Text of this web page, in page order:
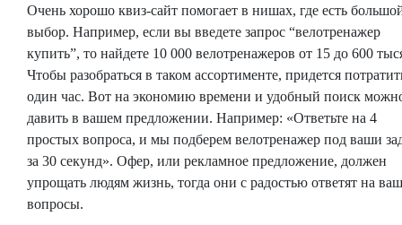
Очень хорошо квиз-сайт помогает в нишах, где есть
выбор. Например, если вы введете запрос “велотренажер
купить”, то найдете 10 000 велотренажеров от 15 до 600
Чтобы разобраться в таком ассортименте, придется
один час. Вот на экономию времени и удобный поиск
давить в вашем предложении. Например: «Ответьте на 4
простых вопроса, и мы подберем велотренажер под ваши
за 30 секунд». Офер, или рекламное предложение, должен
упрощать людям жизнь, тогда они с радостью ответят на
вопросы.